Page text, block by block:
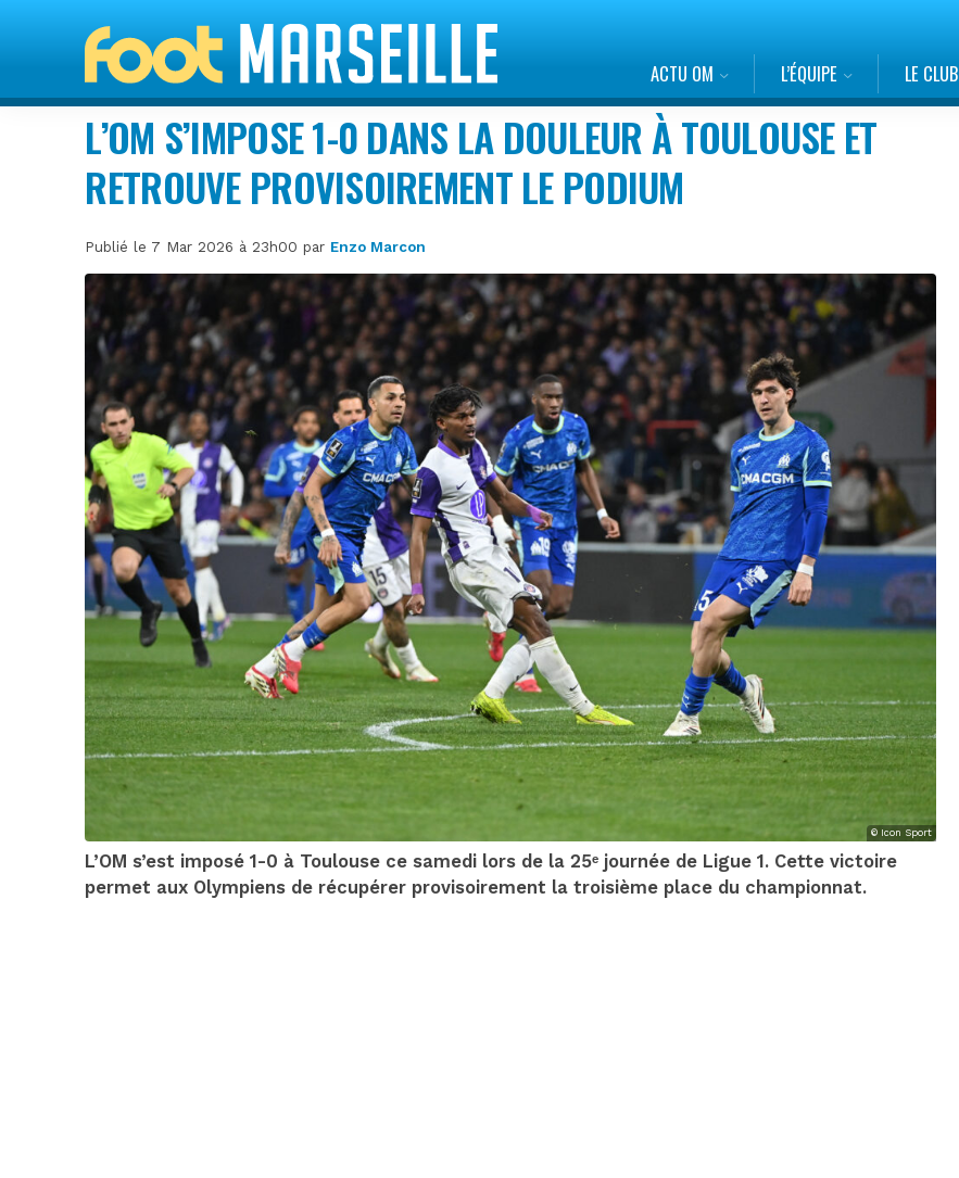
ACTU OM L’ÉQUIPE LE CLUB
L’OM S’IMPOSE 1-0 DANS LA DOULEUR À TOULOUSE ET
RETROUVE PROVISOIREMENT LE PODIUM
Publié le 7 Mar 2026 à 23h00 par Enzo Marcon
© Icon Sport
L’OM s’est imposé 1-0 à Toulouse ce samedi lors de la 25ᵉ journée de Ligue 1. Cette victoire
permet aux Olympiens de récupérer provisoirement la troisième place du championnat.